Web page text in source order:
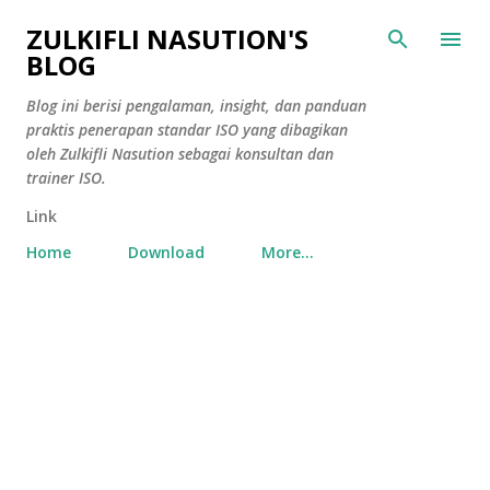
Skip to main content
ZULKIFLI NASUTION'S
BLOG
Blog ini berisi pengalaman, insight, dan panduan
praktis penerapan standar ISO yang dibagikan
oleh Zulkifli Nasution sebagai konsultan dan
trainer ISO.
Link
Home
Download More…